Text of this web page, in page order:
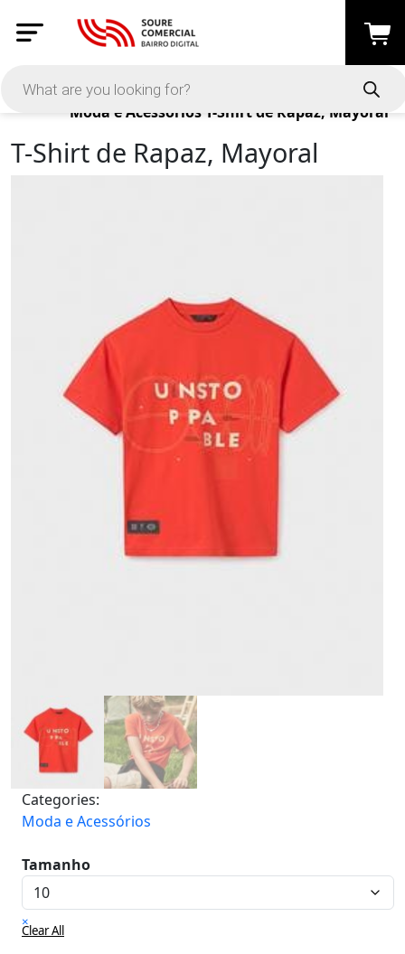
Products
Moda e Acessórios T-Shirt de Rapaz, Mayoral
T-Shirt de Rapaz, Mayoral
Categories:
Moda e Acessórios
Tamanho
×
Clear All